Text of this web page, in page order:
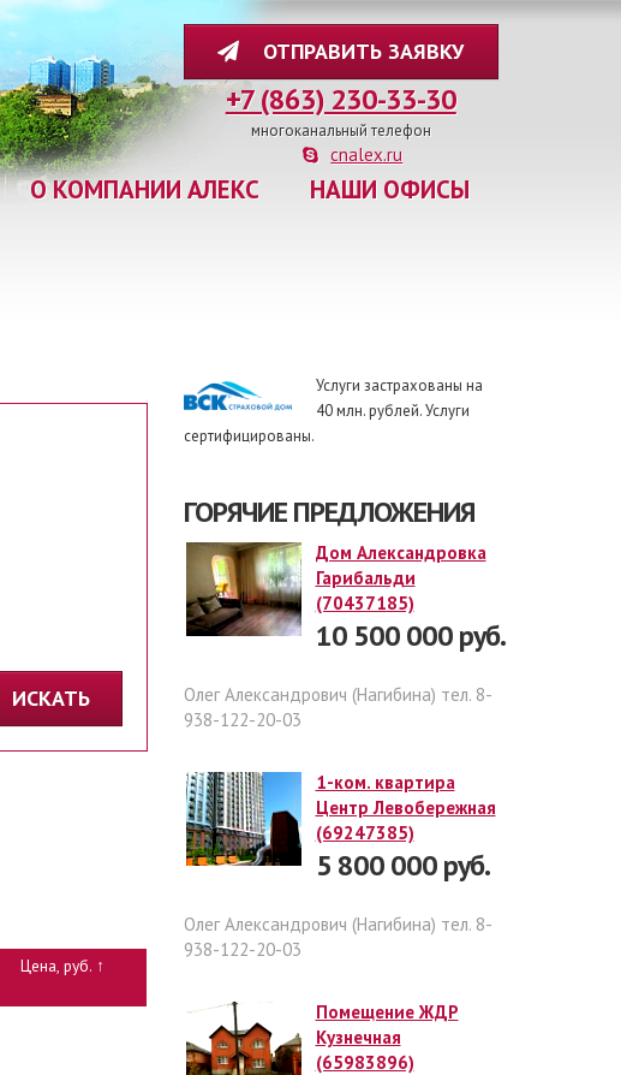
ОТПРАВИТЬ ЗАЯВКУ
+7 (863) 230-33-30
многоканальный телефон
cnalex.ru
О КОМПАНИИ АЛЕКС
НАШИ ОФИСЫ
ИСКАТЬ
Цена, руб. ↑
Услуги застрахованы на
40 млн. рублей. Услуги
сертифицированы.
ГОРЯЧИЕ ПРЕДЛОЖЕНИЯ
Дом Александровка
Гарибальди
(70437185)
10 500 000 руб.
Олег Александрович (Нагибина) тел. 8-
938-122-20-03
1-ком. квартира
Центр Левобережная
(69247385)
5 800 000 руб.
Олег Александрович (Нагибина) тел. 8-
938-122-20-03
Помещение ЖДР
Кузнечная
(65983896)